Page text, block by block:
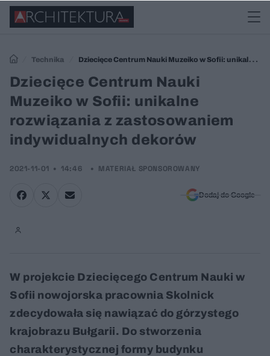
Technika
Dziecięce Centrum Nauki Muzeiko w Sofii: unikalne
rozwiązania z zastosowaniem indywidualnych dekorów
Dziecięce Centrum Nauki
Muzeiko w Sofii: unikalne
rozwiązania z zastosowaniem
indywidualnych dekorów
2021-11-01 14:46 MATERIAŁ SPONSOROWANY
Dodaj do Google
W projekcie Dziecięcego Centrum Nauki w
Sofii nowojorska pracownia Skolnick
zdecydowała się nawiązać do górzystego
krajobrazu Bułgarii. Do stworzenia
charakterystycznej formy budynku